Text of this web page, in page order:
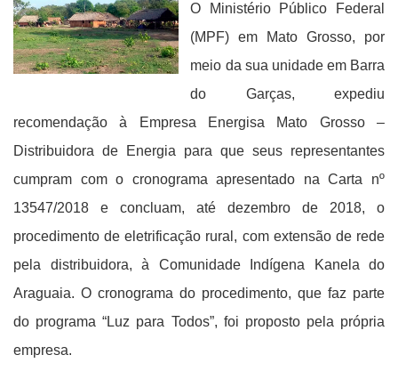
O Ministério Público Federal
(MPF) em Mato Grosso, por
meio da sua unidade em Barra
do Garças, expediu
recomendação à Empresa Energisa Mato Grosso –
Distribuidora de Energia para que seus representantes
cumpram com o cronograma apresentado na Carta nº
13547/2018 e concluam, até dezembro de 2018, o
procedimento de eletrificação rural, com extensão de rede
pela distribuidora, à Comunidade Indígena Kanela do
Araguaia. O cronograma do procedimento, que faz parte
do programa “Luz para Todos”, foi proposto pela própria
empresa.